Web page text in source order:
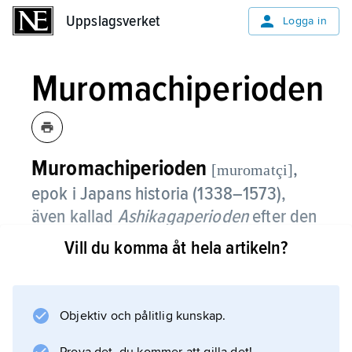
Uppslagsverket Logga in
Muromachiperioden
Muromachiperioden [muromatçi],
epok i Japans historia (1338–1573),
även kallad Ashikagaperiodenefter den
familj som innehade shogunposten
Muromachi, en stadsdel i Kyoto.
Vill du komma åt hela artikeln?
Objektiv och pålitlig kunskap.